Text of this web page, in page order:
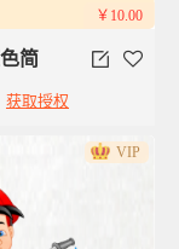
￥10.00
简
获取授权
VIP